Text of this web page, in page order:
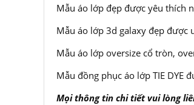
Mẫu áo lớp đẹp được yêu thích
Mẫu áo lớp 3d galaxy đẹp được
Mẫu áo lớp oversize cổ tròn,
Mẫu đồng phục áo lớp TIE DYE
Mọi thông tin chi tiết vui lòng